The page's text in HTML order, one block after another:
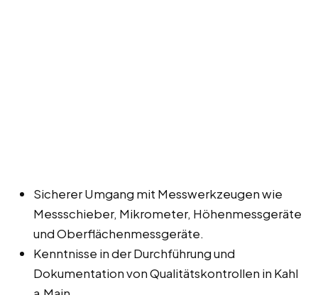
Sicherer Umgang mit Messwerkzeugen wie
Messschieber, Mikrometer, Höhenmessgeräte
und Oberflächenmessgeräte.
Kenntnisse in der Durchführung und
Dokumentation von Qualitätskontrollen in Kahl